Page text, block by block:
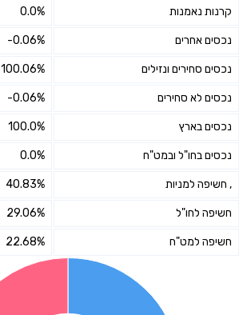
קרנות נאמנות 0.0%
נכסים אחרים -0.06%
נכסים סחירים ונזילים 100.06%
נכסים לא סחירים -0.06%
נכסים בארץ 100.0%
נכסים בחו"ל ובמט"ח 0.0%
, חשיפה למניות 40.83%
חשיפה לחו"ל 29.06%
חשיפה למט"ח 22.68%